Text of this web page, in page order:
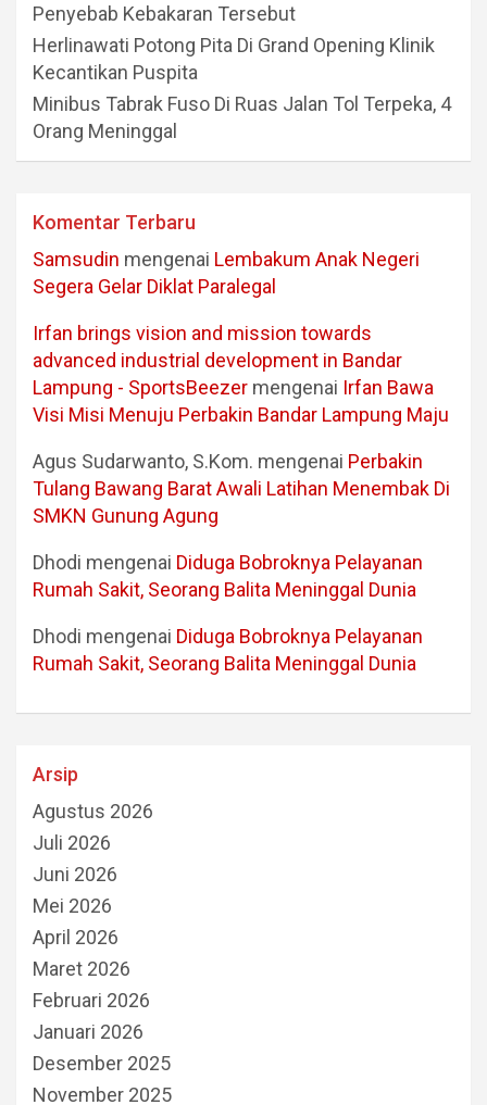
Penyebab Kebakaran Tersebut
Herlinawati Potong Pita Di Grand Opening Klinik
Kecantikan Puspita
Minibus Tabrak Fuso Di Ruas Jalan Tol Terpeka, 4
Orang Meninggal
Komentar Terbaru
Samsudin mengenai Lembakum Anak Negeri
Segera Gelar Diklat Paralegal
Irfan brings vision and mission towards
advanced industrial development in Bandar
Lampung - SportsBeezer mengenai Irfan Bawa
Visi Misi Menuju Perbakin Bandar Lampung Maju
Agus Sudarwanto, S.Kom. mengenai Perbakin
Tulang Bawang Barat Awali Latihan Menembak Di
SMKN Gunung Agung
Dhodi mengenai Diduga Bobroknya Pelayanan
Rumah Sakit, Seorang Balita Meninggal Dunia
Dhodi mengenai Diduga Bobroknya Pelayanan
Rumah Sakit, Seorang Balita Meninggal Dunia
Arsip
Agustus 2026
Juli 2026
Juni 2026
Mei 2026
April 2026
Maret 2026
Februari 2026
Januari 2026
Desember 2025
November 2025